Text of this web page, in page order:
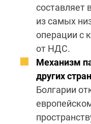
составляет
из самых
операции с
от НДС.
Механизм
других
Болгарии